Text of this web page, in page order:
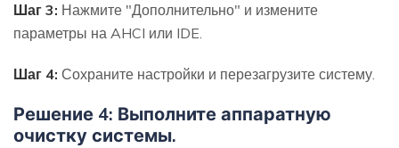
Шаг 3: Нажмите "Дополнительно" и измените
параметры на AHCI или IDE.
Шаг 4: Сохраните настройки и перезагрузите систему.
Решение 4: Выполните аппаратную
очистку системы.